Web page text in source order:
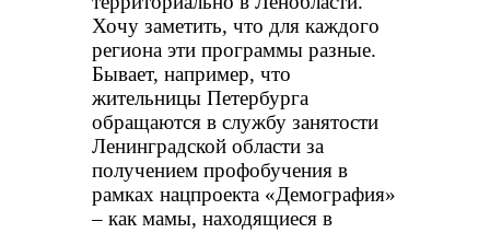
Хочу заметить, что для каждого
региона эти программы разные.
Бывает, например, что
жительницы Петербурга
обращаются в службу занятости
Ленинградской области за
получением профобучения в
рамках нацпроекта «Демография»
– как мамы, находящиеся в